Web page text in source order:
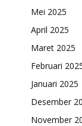
Mei 2025
April 2025
Maret 2025
Februari
Januari 2025
Desember
November